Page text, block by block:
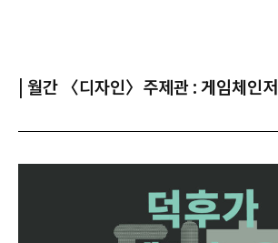
| 월간 〈디자인〉주제관 : 게임체인저